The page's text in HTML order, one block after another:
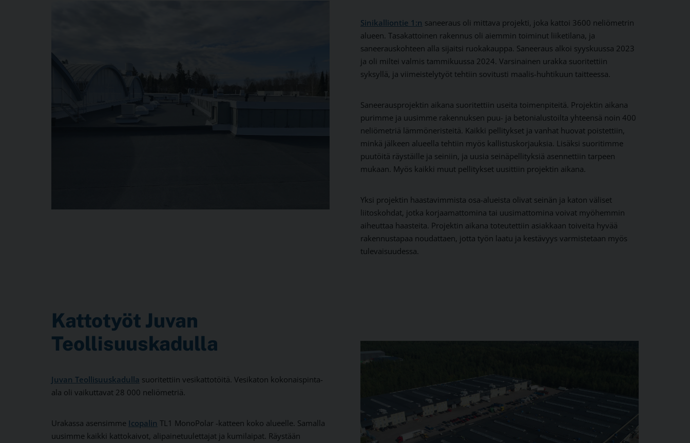
Sinikalliontie 1:n saneeraus oli mittava projekti, joka kattoi 3600 neliömetrin
alueen. Tasakattoinen rakennus oli aiemmin toiminut liiketilana, ja
saneerauskohteen alla sijaitsi ruokakauppa. Saneeraus alkoi syyskuussa 2023
ja oli miltei valmis tammikuussa 2024. Varsinainen urakka suoritettiin
syksyllä, ja viimeistelytyöt tehtiin sovitusti maalis-huhtikuun taitteessa.
Saneerausprojektin aikana suoritettiin useita toimenpiteitä. Projektin aikana
purimme ja uusimme rakennuksen puu- ja betonialustoilta yhteensä noin 400
neliömetriä lämmöneristeitä. Kaikki pellitykset ja vanhat huovat poistettiin,
minkä jälkeen alueella tehtiin myös kallistuskorjauksia. Lisäksi suoritimme
puutöitä räystäille ja seiniin, ja uusia seinäpellityksiä asennettiin tarpeen
mukaan. Myös kaikki muut pellitykset uusittiin projektin aikana.
Yksi projektin haastavimmista osa-alueista olivat seinän ja katon väliset
liitoskohdat, jotka korjaamattomina tai uusimattomina voivat myöhemmin
aiheuttaa haasteita. Projektin aikana toteutettiin asiakkaan toiveita hyvää
rakennustapaa noudattaen, jotta työn laatu ja kestävyys varmistetaan myös
tulevaisuudessa.
Kattotyöt Juvan
Teollisuuskadulla
Juvan Teollisuuskadulla suoritettiin vesikattotöitä. Vesikaton kokonaispinta-
ala oli vaikuttavat 28 000 neliömetriä.
Urakassa asensimme Icopalin TL1 MonoPolar -katteen koko alueelle. Samalla
uusimme kaikki kattokaivot, alipainetuulettajat ja kumilaipat. Räystään